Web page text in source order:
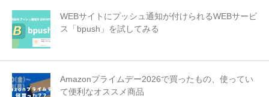
WEBサイトにプッシュ通知が付けられるWEBサービ
ス「bpush」を試してみる
Amazonプライムデー2026で買ったもの、使ってい
て便利なオススメ商品